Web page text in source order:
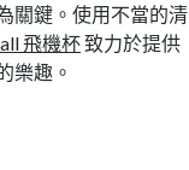
關鍵。使用不當的清
飛機杯致力於提供
樂趣。